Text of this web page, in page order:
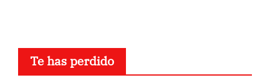
Te has perdido